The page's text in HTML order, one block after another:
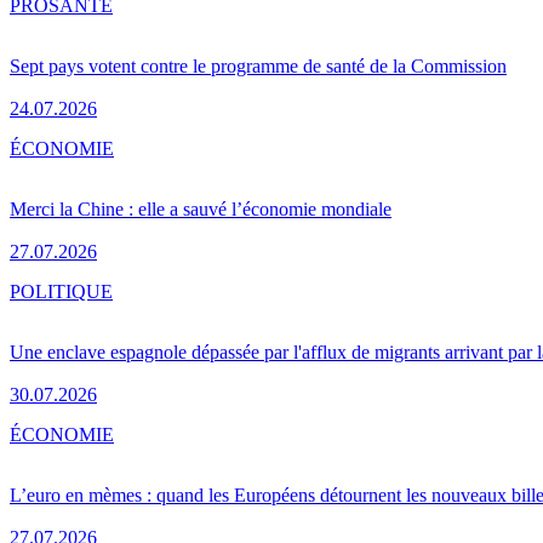
Sept pays votent contre le programme de santé de la Commission
24.07.2026
PROSANTÉ
Merci la Chine : elle a sauvé l’économie mondiale
27.07.2026
ÉCONOMIE
Une enclave espagnole dépassée par l'afflux de migrants arrivant par
30.07.2026
POLITIQUE
L’euro en mèmes : quand les Européens détournent les nouveaux
27.07.2026
ÉCONOMIE